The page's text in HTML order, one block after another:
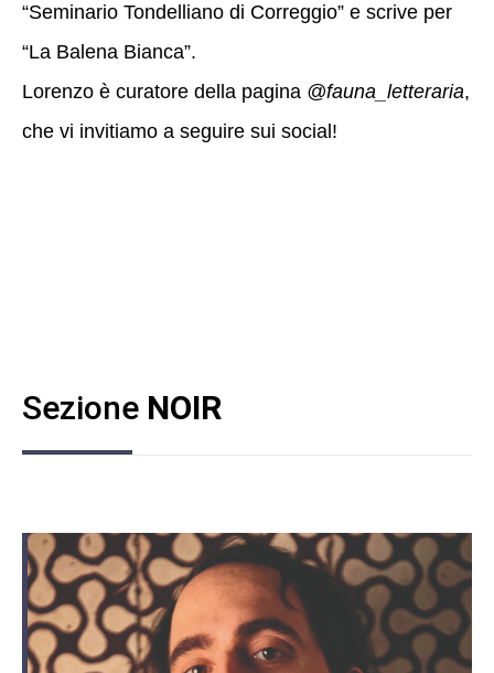
“Seminario Tondelliano di Correggio” e scrive per
“La Balena Bianca”.
Lorenzo è curatore della pagina @fauna_letteraria,
che vi invitiamo a seguire sui social!
Sezione NOIR